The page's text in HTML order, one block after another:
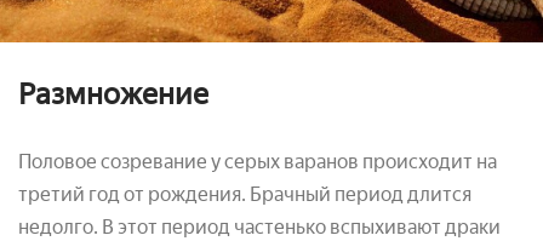
Размножение
Половое созревание у серых варанов происходит на
третий год от рождения. Брачный период длится
недолго. В этот период частенько вспыхивают драки